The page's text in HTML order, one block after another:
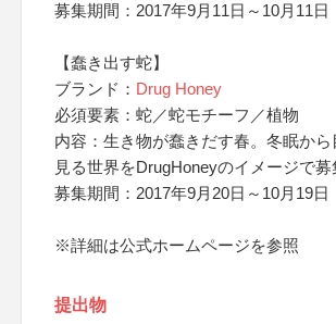
募集期間：2017年9月11日～10月11日
【蠢き出す蛇】
ブランド： Drug Honey
必須要素：蛇／蛇モチーフ／植物
内容：生き物が蠢きだす春。冬眠か
見る世界をDrugHoneyのイメージで募
募集期間：2017年9月20日～10月19日
※詳細は公式ホームページを参照
提出物